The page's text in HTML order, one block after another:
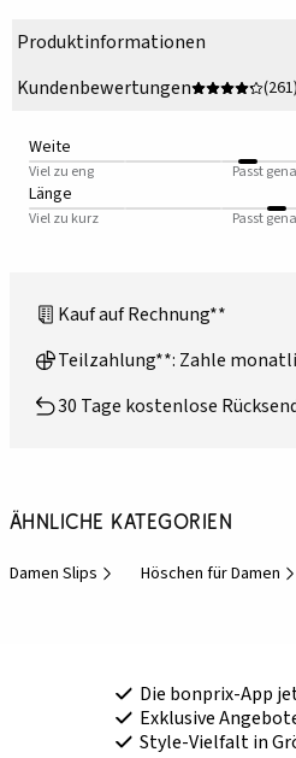
Produktinformationen
Kundenbewertungen
(261)
Weite
Viel zu eng Passt
Länge
Viel zu kurz Passt
Kauf auf Rechnung**
Teilzahlung**: Zahle
30 Tage kostenlose
Ähnliche Kategorien
Damen Slips Höschen für Damen
Die bonprix-App
Exklusive
Style-Vielfalt in